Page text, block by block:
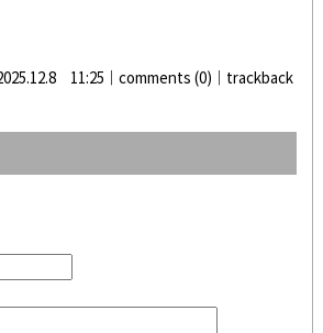
2025.12.8 11:25│comments (0) │trackback